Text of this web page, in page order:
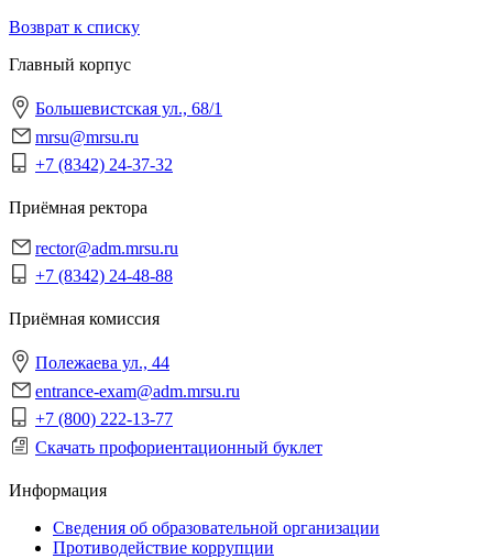
Возврат к списку
Главный корпус
Большевистская ул., 68/1
mrsu@mrsu.ru
+7 (8342) 24-37-32
Приёмная ректора
rector@adm.mrsu.ru
+7 (8342) 24-48-88
Приёмная комиссия
Полежаева ул., 44
entrance-exam@adm.mrsu.ru
+7 (800) 222-13-77
Скачать профориентационный буклет
Информация
Сведения об образовательной организации
Противодействие коррупции